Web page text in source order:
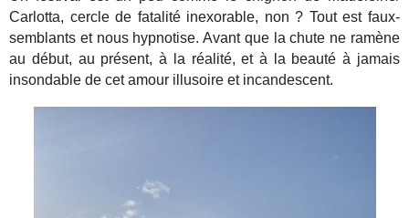
Carlotta, cercle de fatalité inexorable, non ? Tout est faux-
semblants et nous hypnotise. Avant que la chute ne ramène
au début, au présent, à la réalité, et à la beauté à jamais
insondable de cet amour illusoire et incandescent.